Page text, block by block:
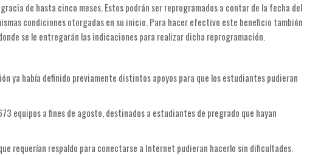
de hasta cinco meses. Estos podrán ser reprogramados a contar de la fecha del
condiciones otorgadas en su inicio. Para hacer efectivo este beneficio también
se le entregarán las indicaciones para realizar dicha reprogramación.
ya había definido previamente distintos apoyos para que los estudiantes pudieran
equipos a fines de agosto, destinados a estudiantes de pregrado que hayan
requerían respaldo para conectarse a Internet pudieran hacerlo sin dificultades.